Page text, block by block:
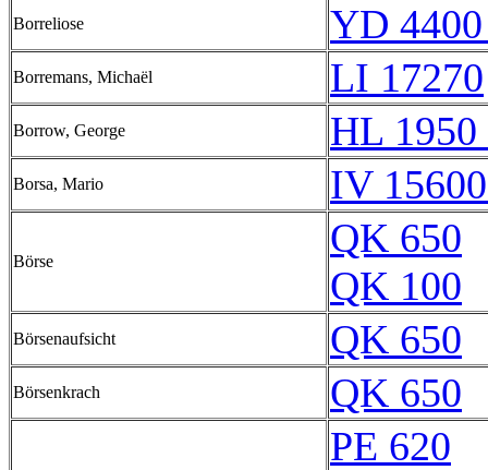
Borreliose YD
Borremans, Michaël LI 17270
Borrow, George HL
Borsa, Mario IV
Börse
QK 650
QK 100
Börsenaufsicht QK 650
Börsenkrach QK 650
PE 620